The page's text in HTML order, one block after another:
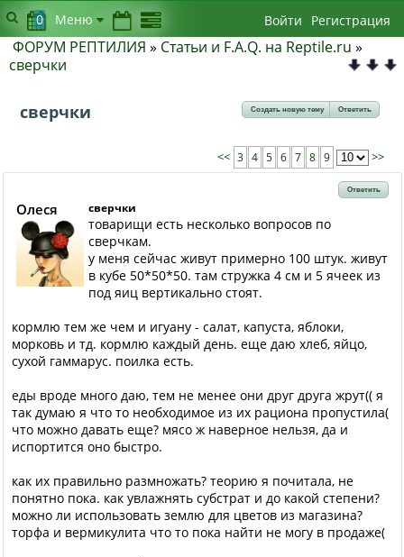
ФОРУМ РЕПТИЛИЯ » Статьи и F.A.Q. на Reptile.ru »
сверчки
сверчки Создать новую тему Ответить
<< 3 4 5 6 7 8 9 >>
Ответить
Олеся сверчки
товарищи есть несколько вопросов по
сверчкам.
у меня сейчас живут примерно 100 штук. живут
в кубе 50*50*50. там стружка 4 см и 5 ячеек из
под яиц вертикально стоят.
кормлю тем же чем и игуану - салат, капуста, яблоки,
морковь и тд. кормлю каждый день. еще даю хлеб, яйцо,
сухой гаммарус. поилка есть.
еды вроде много даю, тем не менее они друг друга жрут(( я
так думаю я что то необходимое из их рациона пропустила(
что можно давать еще? мясо ж наверное нельзя, да и
испортится оно быстро.
как их правильно размножать? теорию я почитала, не
понятно пока. как увлажнять субстрат и до какой степени?
можно ли использовать землю для цветов из магазина?
торфа и вермикулита что то пока найти не могу в продаже(
0 Меню Войти Регистрация